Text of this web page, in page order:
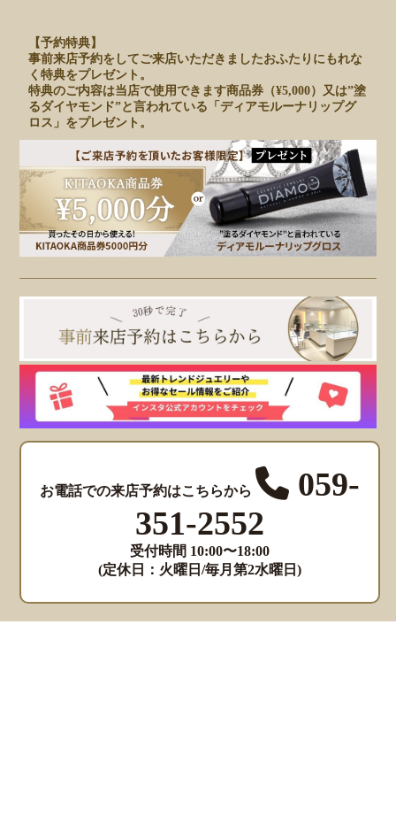
【予約特典】
事前来店予約をしてご来店いただきましたおふたりにもれな
く特典をプレゼント。
特典のご内容は当店で使用できます商品券（¥5,000）又は”塗
るダイヤモンド”と言われている「ディアモルーナリップグ
ロス」をプレゼント。
お電話での来店予約はこちらから
059-
351-2552
受付時間 10:00〜18:00
(定休日：火曜日/毎月第2水曜日)